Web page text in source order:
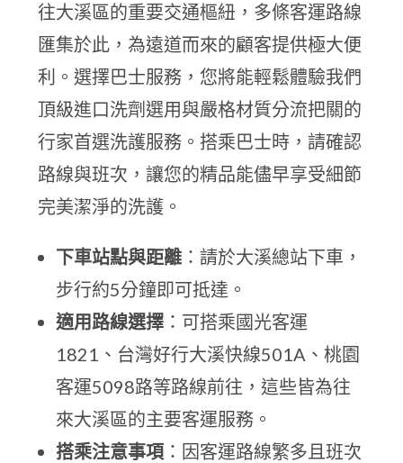
往大溪區的重要交通樞紐，多條客運路線
匯集於此，為遠道而來的顧客提供極大便
利。選擇巴士服務，您將能輕鬆體驗我們
頂級進口洗劑選用與嚴格材質分流把關的
行家首選洗護服務。搭乘巴士時，請確認
路線與班次，讓您的精品能儘早享受細節
完美潔淨的洗護。
下車站點與距離 ：請於大溪總站下車，
步行約5分鐘即可抵達。
適用路線選擇 ：可搭乘國光客運
1821、台灣好行大溪快線501A、桃園
客運5098路等路線前往，這些皆為往
來大溪區的主要客運服務。
搭乘注意事項 ：因客運路線繁多且班次